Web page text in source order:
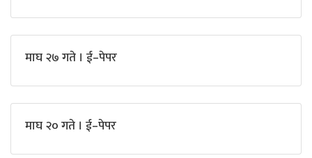
माघ २७ गते । ई–पेपर
माघ २० गते । ई–पेपर